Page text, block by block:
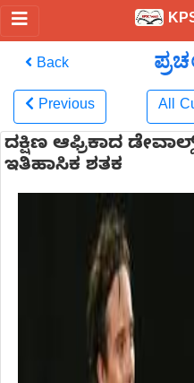
Back
Previous All
ದಕ್ಷಿಣ ಆಫ್ರಿಕಾದ
ಇತಿಹಾಸಿಕ ಶತಕ